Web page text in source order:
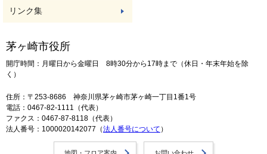
リンク集
茅ヶ崎市役所
開庁時間：月曜日から金曜日 8時30分から17時まで（休日・年末年始を除
く）
住所：〒253-8686 神奈川県茅ヶ崎市茅ヶ崎一丁目1番1号
電話：0467-82-1111（代表）
ファクス：0467-87-8118（代表）
法人番号：1000020142077（法人番号について ）
地図・フロア案内 お問い合わせ